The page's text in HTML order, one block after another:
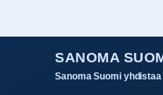
SANOMA
Sanoma Suomi